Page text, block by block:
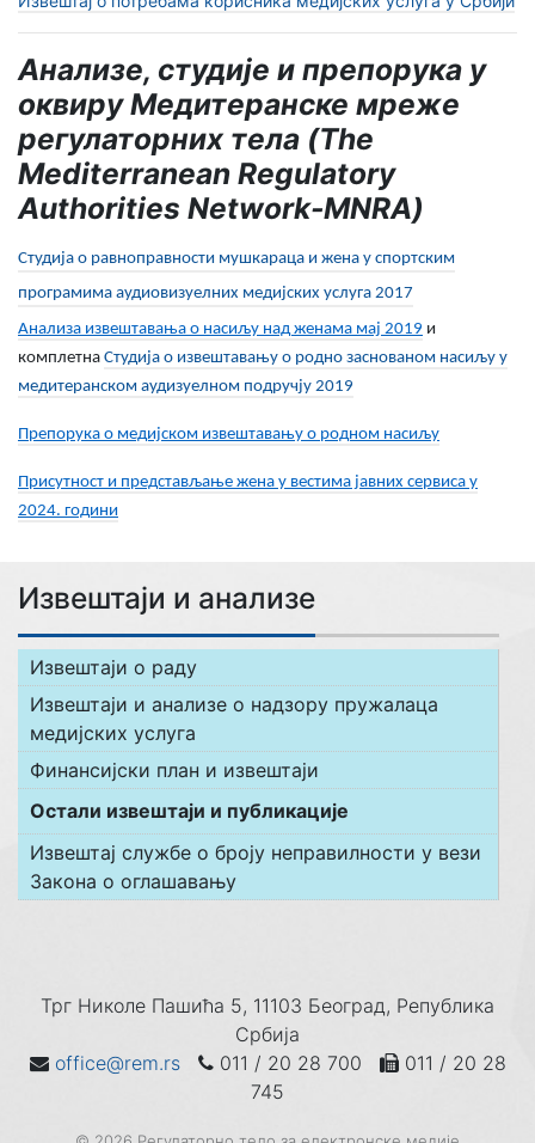
Извештаји и анализе
Извештаји о раду
Извештаји и анализе о надзору пружалаца
медијских услуга
Финансијски план и извештаји
Остали извештаји и публикације
Извештај службе о броју неправилности у вези
Закона о оглашавању
Анализе, студије и препорукa у
оквиру Медитеранске мреже
регулаторних тела (The
Mediterranean Regulatory
Authorities Network-MNRA)
Студија о равноправности мушкараца и жена у спортским
програмима аудиовизуелних медијских услуга 2017
Анализа извештавања о насиљу над женама мај 2019 и
комплетна Студија о извештавању о родно заснованом насиљу у
медитеранском аудизуелном подручју 2019
Препорука о медијском извештавању о родном насиљу
Присутност и представљање жена у вестима јавних сервиса у
2024. години
Трг Николе Пашића 5, 11103 Београд, Република
Србија
office@rem.rs
011 / 20 28 700
011 / 20 28
745